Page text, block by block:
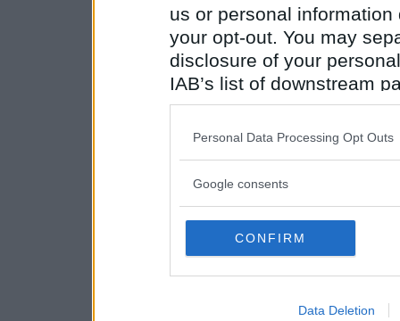
us or personal
your opt-out. You may
disclosure of your
IAB’s list of downstream
also be disclosed by us
Downstream Participants
Please note that this
services and may gather
not limited to your visit or
grant or deny consent to
consent section.
Personal Data Processing Opt Outs
Google consents
CONFIRM
Data Deletion